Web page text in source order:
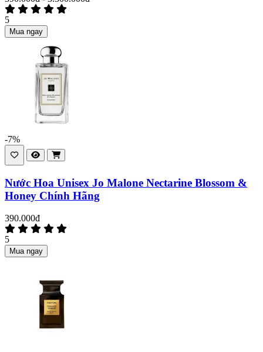
5
Mua ngay
-7%
Nước Hoa Unisex Jo Malone Nectarine Blossom &
Honey Chính Hãng
390.000đ
5
Mua ngay